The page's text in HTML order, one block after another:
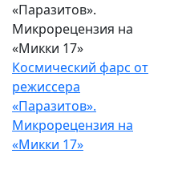
«Паразитов».
Микрорецензия на
«Микки 17»
Космический фарс от
режиссера
«Паразитов».
Микрорецензия на
«Микки 17»